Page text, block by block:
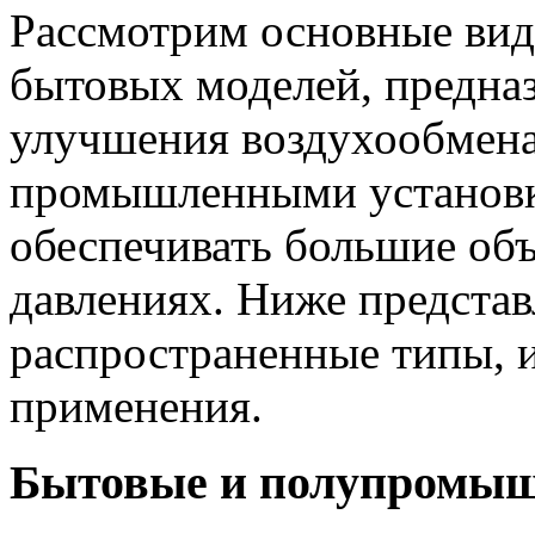
Рассмотрим основные
бытовых моделей,
улучшения
промышленными
обеспечивать большие
давлениях. Ниже
распространенные типы,
применения.
Бытовые и